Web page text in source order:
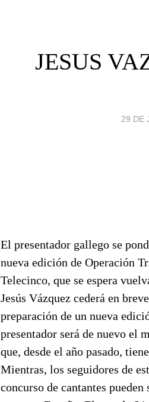
JESUS
29 DE
El presentador gallego se
nueva edición de Operación
Telecinco, que se espera
Jesús Vázquez cederá en
preparación de un nueva
presentador será de nuevo el
que, desde el año pasado,
Mientras, los seguidores de
concurso de cantantes